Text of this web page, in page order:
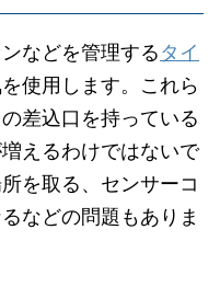
などを管理するタイ
使用します。これら
差込口を持っている
えるわけではないで
を取る、センサーコ
などの問題もありま